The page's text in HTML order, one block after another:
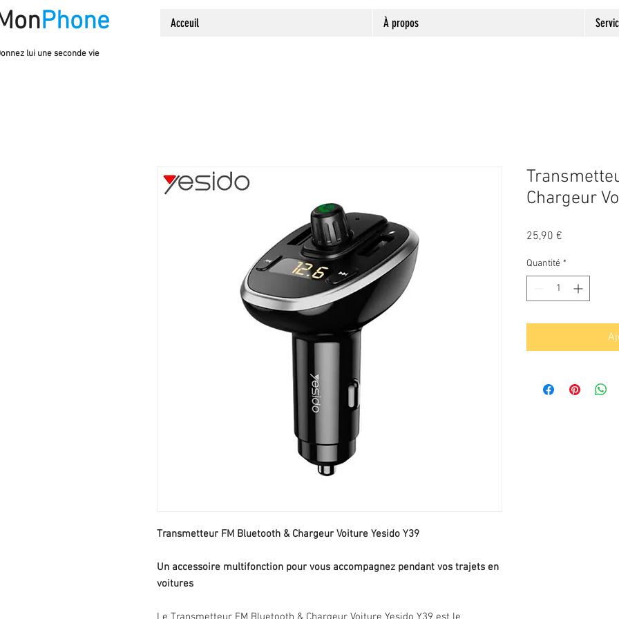
Phone Acceuil À propos
lui une seconde vie
Transmetteur FM Bluetooth & Chargeur Voiture Yesido Y39
Un accessoire multifonction pour vous accompagnez pendant vos trajets en
voitures
Chargeur
25,90 €
Quantité *